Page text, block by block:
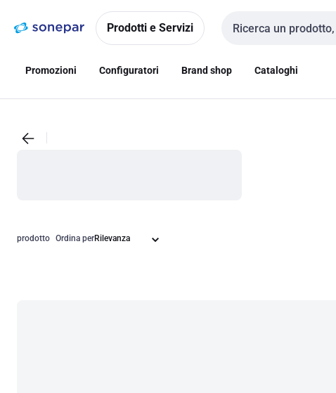
navigazionealla
Prodotti e Servizi
Cerca input
Promozioni Configuratori Brand shop Cataloghi
prodotto Ordina per